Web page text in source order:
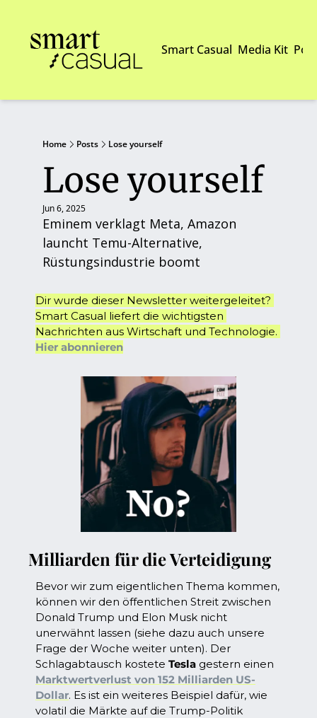
Smart Casual Media Kit
Home Posts Lose yourself
Lose yourself
Jun 6, 2025
Eminem verklagt Meta, Amazon
launcht Temu-Alternative,
Rüstungsindustrie boomt
Dir wurde dieser Newsletter weitergeleitet?
Smart Casual liefert die wichtigsten
Hier abonnieren
Milliarden für die Verteidigung
Bevor wir zum eigentlichen Thema kommen,
können wir den öffentlichen Streit zwischen
Donald Trump und Elon Musk nicht
unerwähnt lassen (siehe dazu auch unsere
Frage der Woche weiter unten). Der
Schlagabtausch kostete Tesla
Marktwertverlust von 152 Milliarden US-
Dollar. Es ist ein weiteres Beispiel dafür, wie
volatil die Märkte auf die Trump-Politik